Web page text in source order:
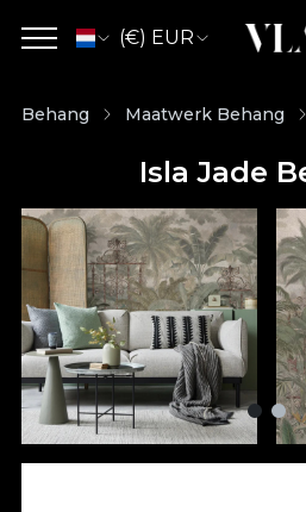
(€) EUR
Behang Maatwerk Behang
Isla Jade